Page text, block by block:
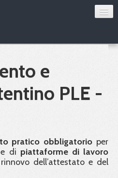
Sorveglianza sanitaria
Convenzioni
Blog
Contatti
e
PLE -
pratico obbligatorio per
di piattaforme di lavoro
dell’attestato e del